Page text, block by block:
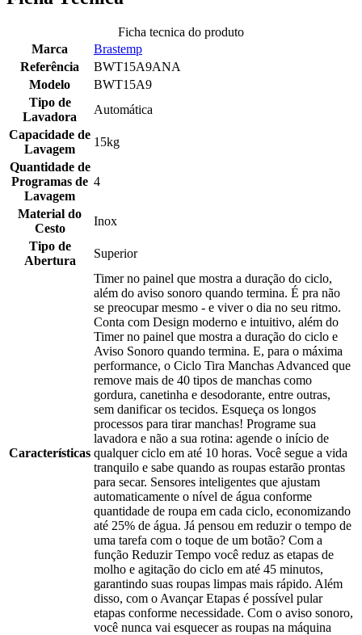
Ficha tecnica do produto
Marca
Brastemp
Referência
BWT15A9ANA
Modelo
BWT15A9
Tipo de
Lavadora
Automática
Capacidade de
Lavagem
15kg
Quantidade de
Programas de
Lavagem
4
Material do
Cesto
Inox
Tipo de
Abertura
Superior
Características
Timer no painel que mostra a duração do ciclo,
além do aviso sonoro quando termina. É pra não
se preocupar mesmo - e viver o dia no seu ritmo.
Conta com Design moderno e intuitivo, além do
Timer no painel que mostra a duração do ciclo e
Aviso Sonoro quando termina. E, para o máxima
performance, o Ciclo Tira Manchas Advanced que
remove mais de 40 tipos de manchas como
gordura, canetinha e desodorante, entre outras,
sem danificar os tecidos. Esqueça os longos
processos para tirar manchas! Programe sua
lavadora e não a sua rotina: agende o início de
qualquer ciclo em até 10 horas. Você segue a vida
tranquilo e sabe quando as roupas estarão prontas
para secar. Sensores inteligentes que ajustam
automaticamente o nível de água conforme
quantidade de roupa em cada ciclo, economizando
até 25% de água. Já pensou em reduzir o tempo de
uma tarefa com o toque de um botão? Com a
função Reduzir Tempo você reduz as etapas de
molho e agitação do ciclo em até 45 minutos,
garantindo suas roupas limpas mais rápido. Além
disso, com o Avançar Etapas é possível pular
etapas conforme necessidade. Com o aviso sonoro,
você nunca vai esquecer as roupas na máquina